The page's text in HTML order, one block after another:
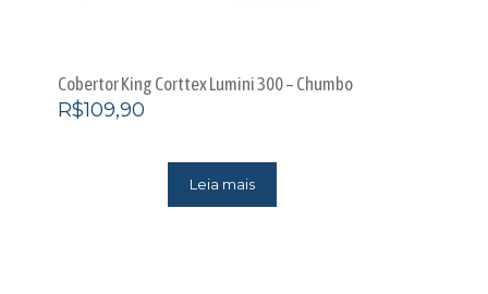
Cobertor King Corttex Lumini 300 – Chumbo
R$109,90
Leia mais